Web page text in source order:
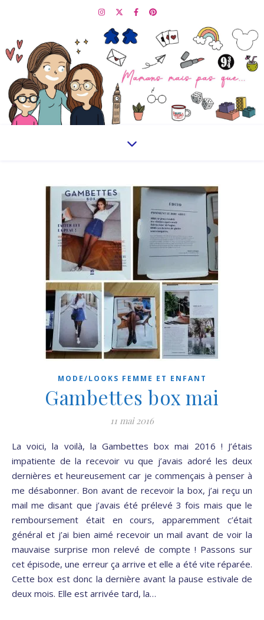
MODE/LOOKS FEMME ET ENFANT
Gambettes box mai
11 mai 2016
La voici, la voilà, la Gambettes box mai 2016 ! J’étais
impatiente de la recevoir vu que j’avais adoré les deux
dernières et heureusement car je commençais à penser à
me désabonner. Bon avant de recevoir la box, j’ai reçu un
mail me disant que j’avais été prélevé 3 fois mais que le
remboursement était en cours, apparemment c’était
général et j’ai bien aimé recevoir un mail avant de voir la
mauvaise surprise mon relevé de compte ! Passons sur
cet épisode, une erreur ça arrive et elle a été vite réparée.
Cette box est donc la dernière avant la pause estivale de
deux mois. Elle est arrivée tard, la…